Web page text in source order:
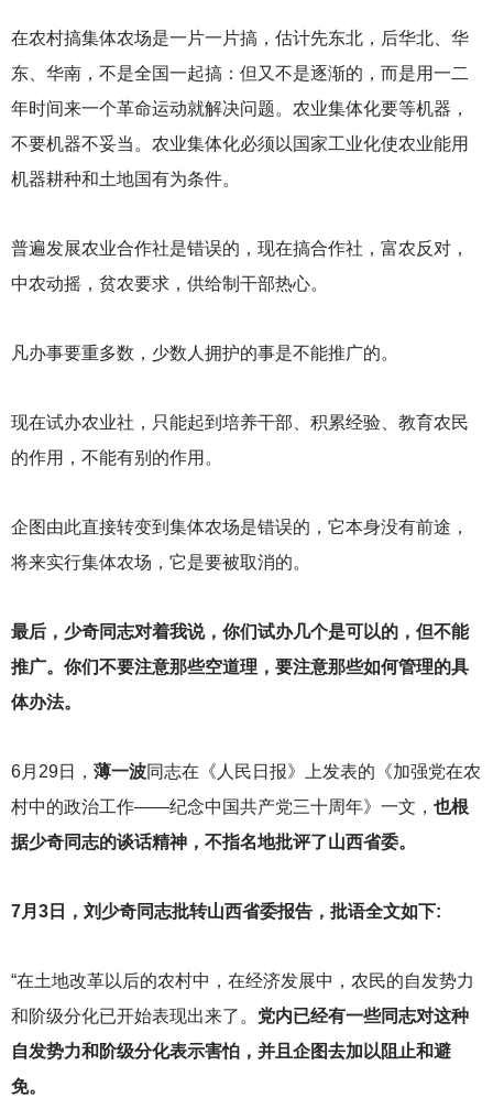
在农村搞集体农场是一片一片搞，估计先东北，后华北、华
东、华南，不是全国一起搞：但又不是逐渐的，而是用一二
年时间来一个革命运动就解决问题。农业集体化要等机器，
不要机器不妥当。农业集体化必须以国家工业化使农业能用
机器耕种和土地国有为条件。
普遍发展农业合作社是错误的，现在搞合作社，富农反对，
中农动摇，贫农要求，供给制干部热心。
凡办事要重多数，少数人拥护的事是不能推广的。
现在试办农业社，只能起到培养干部、积累经验、教育农民
的作用，不能有别的作用。
企图由此直接转变到集体农场是错误的，它本身没有前途，
将来实行集体农场，它是要被取消的。
最后，少奇同志对着我说，你们试办几个是可以的，但不能
推广。你们不要注意那些空道理，要注意那些如何管理的具
体办法。
6月29日， 薄一波同志在《人民日报》上发表的《加强党在农
村中的政治工作——纪念中国共产党三十周年》一文， 也根
据少奇同志的谈话精神，不指名地批评了山西省委。
7月3日，刘少奇同志批转山西省委报告，批语全文如下:
“在土地改革以后的农村中，在经济发展中，农民的自发势力
和阶级分化已开始表现出来了。 党内已经有一些同志对这种
自发势力和阶级分化表示害怕，并且企图去加以阻止和避
免。